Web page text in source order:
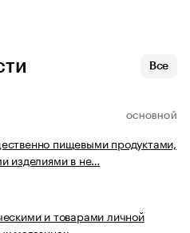
Все
ОСНОВНОЙ
пищевыми продуктами,
изделиями в не…
и товарами личной